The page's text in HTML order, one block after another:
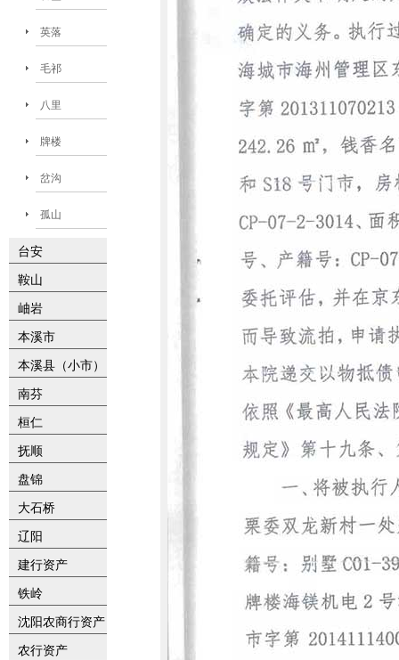
英落
毛祁
八里
牌楼
岔沟
孤山
台安
鞍山
岫岩
本溪市
本溪县（小市）
南芬
桓仁
抚顺
盘锦
大石桥
辽阳
建行资产
铁岭
沈阳农商行资产
农行资产